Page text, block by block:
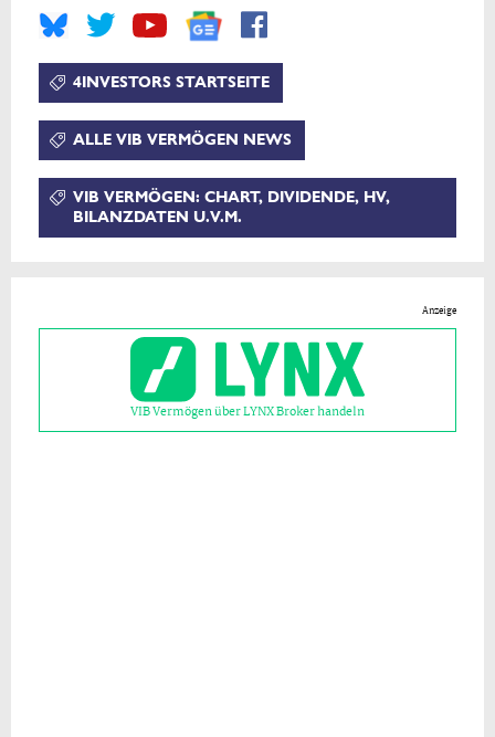
4INVESTORS STARTSEITE
ALLE VIB VERMÖGEN NEWS
VIB VERMÖGEN: CHART, DIVIDENDE, HV,
BILANZDATEN U.V.M.
Anzeige
VIB Vermögen über LYNX Broker handeln